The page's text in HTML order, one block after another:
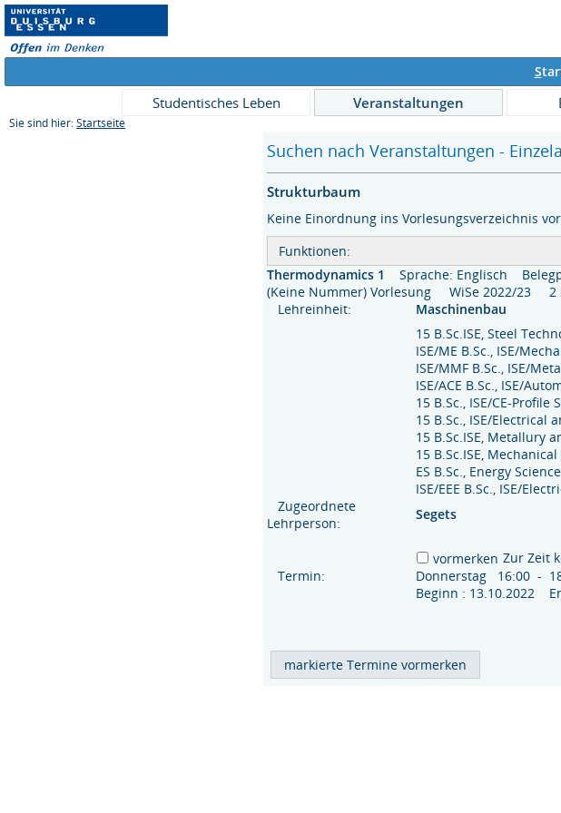
S
Studentisches Leben Veranstaltungen
Sie sind hier: Startseite
Suchen nach Veranstaltungen -
Strukturbaum
Keine Einordnung ins Vorlesungsverzeichnis
Funktionen:
Thermodynamics 1
Sprache: Englisch
(Keine Nummer) Vorlesung WiSe 2022/23
Lehreinheit:
Maschinenbau
15 B.Sc.ISE, Steel
ISE/ME B.Sc., ISE/
ISE/MMF B.Sc., ISE/
ISE/ACE B.Sc., ISE/
15 B.Sc., ISE/CE-
15 B.Sc., ISE/Electrical
15 B.Sc.ISE, Metallury
15 B.Sc.ISE,
ES B.Sc., Energy
ISE/EEE B.Sc., ISE/
Zugeordnete
Lehrperson:
Segets
vormerken Zur Zeit
Termin:
Donnerstag 16:00 -
Beginn : 13.10.2022